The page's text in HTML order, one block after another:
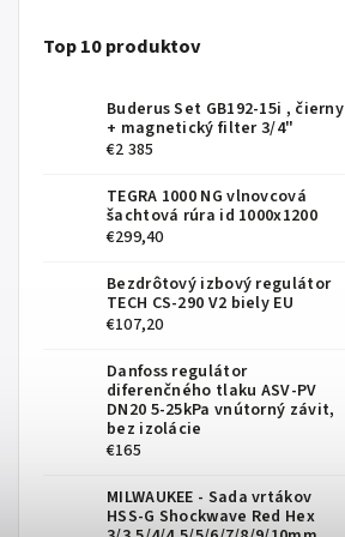
Top 10 produktov
Buderus Set GB192-15i , čierny
+ magnetický filter 3/4"
€2 385
TEGRA 1000 NG vlnovcová
šachtová rúra id 1000x1200
€299,40
Bezdrôtový izbový regulátor
TECH CS-290 V2 biely EU
€107,20
Danfoss regulátor
diferenčného tlaku ASV-PV
DN20 5-25kPa vnútorný závit,
bez izolácie
€165
MILWAUKEE - Sada vrtákov
HSS-G Shockwave Red Hex